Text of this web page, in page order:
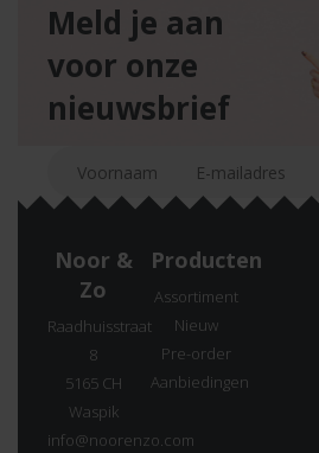
Meld je aan
voor onze
nieuwsbrief
Noor &
Zo
Raadhuisstraat
8
5165 CH
Waspik
info@noorenzo.com
Producten
Assortiment
Nieuw
Pre-order
Aanbiedingen